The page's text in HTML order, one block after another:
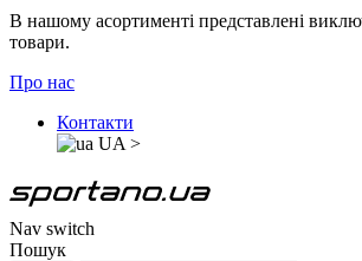
В нашому асортименті представлені
товари.
Про нас
Контакти
UA >
Nav switch
Пошук